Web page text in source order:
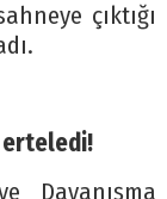
çıktığı
erteledi!
Dayanışma